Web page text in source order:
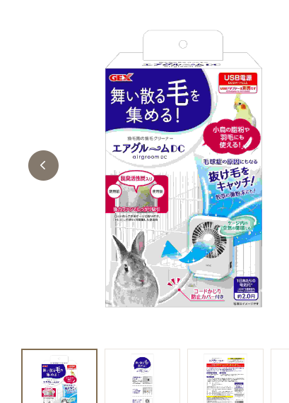
アクア・爬虫類・昆虫
キャットフード
美容・ケア用品
服・おさんぽ用品
日用品（デイリー）